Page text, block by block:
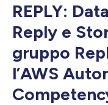
REPLY:
Reply e
gruppo
l’AWS